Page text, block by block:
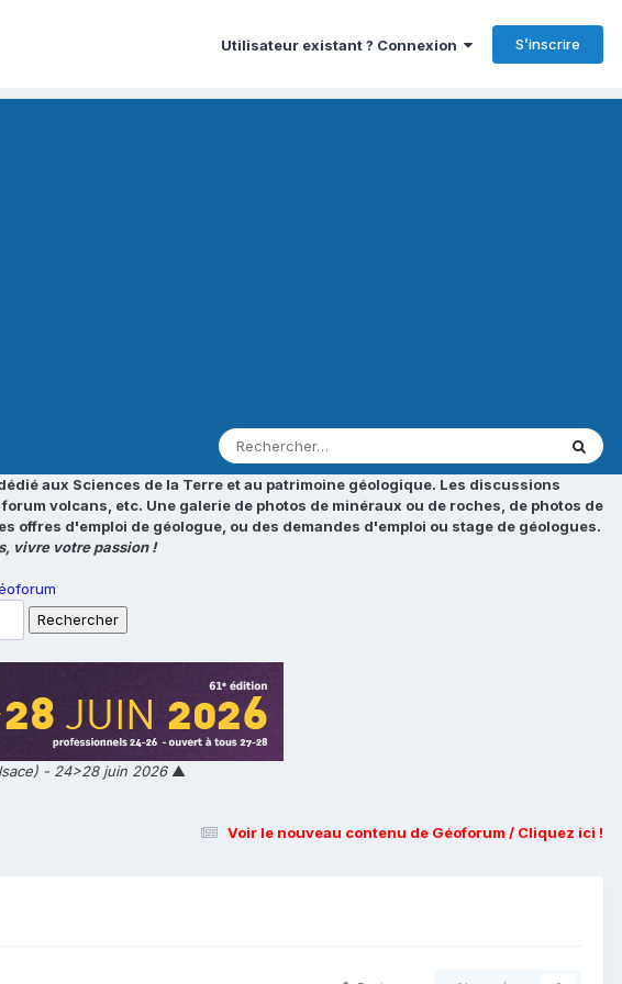
Utilisateur existant ? Connexion S’inscrire
aux Sciences de la Terre et au patrimoine géologique. Les discussions
volcans, etc. Une galerie de photos de minéraux ou de roches, de photos de
offres d'emploi de géologue, ou des demandes d'emploi ou stage de géologues.
vivre votre passion !
- 24>28 juin 2026▲
Voir le nouveau contenu de Géoforum / Cliquez ici !